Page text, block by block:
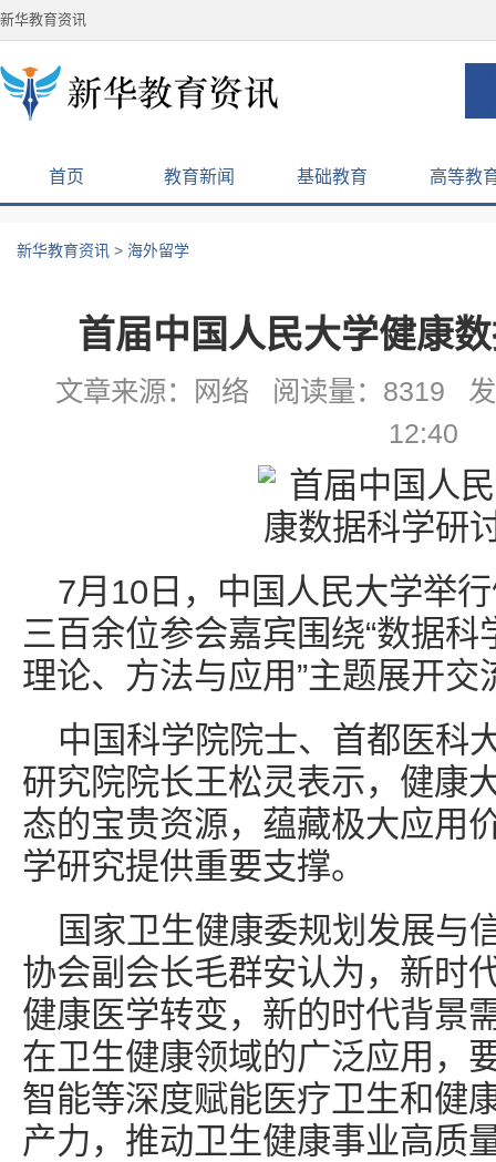
新华教育资讯
首页 教育新闻 基础教育 高等教
新华教育资讯 > 海外留学
首届中国人民大学健康
文章来源：网络 阅读量：8319
12:40
7月10日，中国人民大学举
三百余位参会嘉宾围绕“数据
理论、方法与应用”主题展开交
中国科学院院士、首都医科
研究院院长王松灵表示，健康
态的宝贵资源，蕴藏极大应用
学研究提供重要支撑。
国家卫生健康委规划发展与
协会副会长毛群安认为，新时
健康医学转变，新的时代背景
在卫生健康领域的广泛应用，
智能等深度赋能医疗卫生和健
产力，推动卫生健康事业高质